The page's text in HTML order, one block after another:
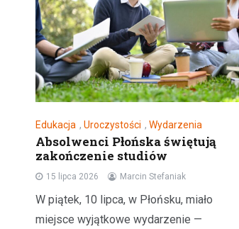
Edukacja , Uroczystości , Wydarzenia
Absolwenci Płońska świętują
zakończenie studiów
15 lipca 2026 Marcin Stefaniak
W piątek, 10 lipca, w Płońsku, miało
miejsce wyjątkowe wydarzenie —